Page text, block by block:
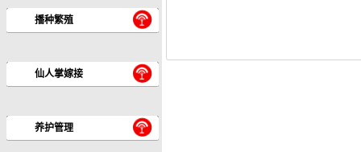
播种繁殖
仙人掌嫁接
养护管理